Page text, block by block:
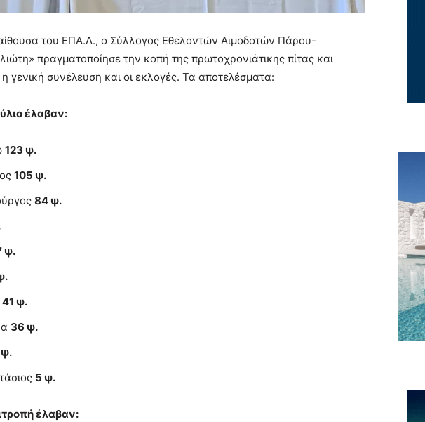
του ΕΠΑ.Λ., ο Σύλλογος Εθελοντών Αιμοδοτών Πάρου-
πραγματοποίησε την κοπή της πρωτοχρονιάτικης πίτας και
συνέλευση και οι εκλογές. Τα αποτελέσματα:
έλαβαν:
123 ψ.
105 ψ.
84 ψ.
ψ.
41 ψ.
36 ψ.
ψ.
5 ψ.
έλαβαν: